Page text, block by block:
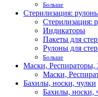
Больше
Стерилизация:
Стерилизация:
Индикаторы
Пакеты для
Рулоны для
Больше
Маски,
Маски,
Бахилы, носки, чулки
Бахилы, носки,